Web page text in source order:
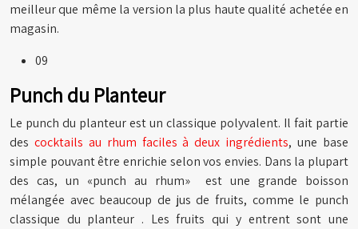
meilleur que même la version la plus haute qualité achetée en
magasin.
09
Punch du Planteur
Le punch du planteur est un classique polyvalent. Il fait partie
des cocktails au rhum faciles à deux ingrédients, une base
simple pouvant être enrichie selon vos envies. Dans la plupart
des cas, un «punch au rhum»
est une grande boisson
mélangée avec beaucoup de jus de fruits, comme le punch
classique du planteur . Les fruits qui y entrent sont une